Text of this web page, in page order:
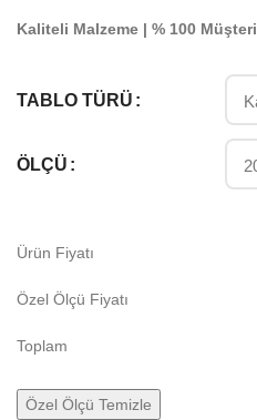
Kaliteli Malzeme | % 100
TABLO TÜRÜ
ÖLÇÜ
Ürün Fiyatı
Özel Ölçü Fiyatı
Toplam
Özel Ölçü Temizle